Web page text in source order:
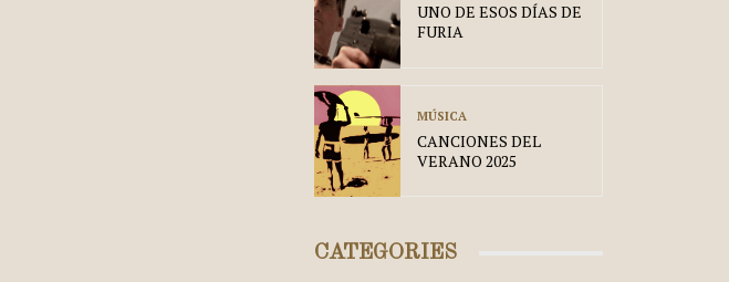
UNO DE ESOS DÍAS DE
FURIA
MÚSICA
CANCIONES DEL
VERANO 2025
CATEGORIES